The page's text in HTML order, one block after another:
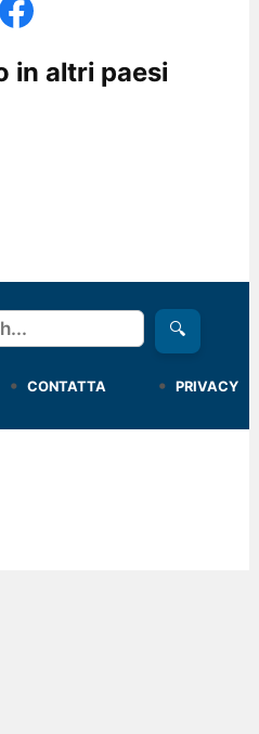
in altri paesi
🔍
CONTATTA PRIVACY